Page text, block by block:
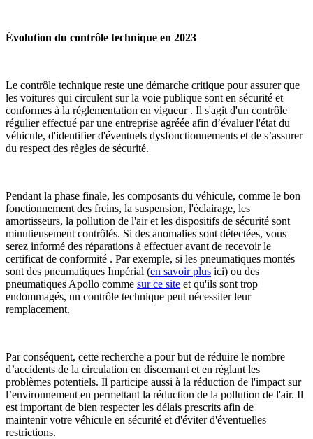
Évolution du contrôle technique en 2023
Le contrôle technique reste une démarche critique pour assurer que
les voitures qui circulent sur la voie publique sont en sécurité et
conformes à la réglementation en vigueur . Il s'agit d'un contrôle
régulier effectué par une entreprise agréée afin d’évaluer l'état du
véhicule, d'identifier d'éventuels dysfonctionnements et de s’assurer
du respect des règles de sécurité.
Pendant la phase finale, les composants du véhicule, comme le bon
fonctionnement des freins, la suspension, l'éclairage, les
amortisseurs, la pollution de l'air et les dispositifs de sécurité sont
minutieusement contrôlés. Si des anomalies sont détectées, vous
serez informé des réparations à effectuer avant de recevoir le
certificat de conformité . Par exemple, si les pneumatiques montés
sont des pneumatiques Impérial (en savoir plus ici) ou des
pneumatiques Apollo comme sur ce site et qu'ils sont trop
endommagés, un contrôle technique peut nécessiter leur
remplacement.
Par conséquent, cette recherche a pour but de réduire le nombre
d’accidents de la circulation en discernant et en réglant les
problèmes potentiels. Il participe aussi à la réduction de l'impact sur
l’environnement en permettant la réduction de la pollution de l'air. Il
est important de bien respecter les délais prescrits afin de
maintenir votre véhicule en sécurité et d'éviter d'éventuelles
restrictions.